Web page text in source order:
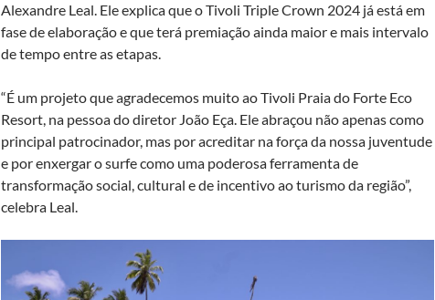
Alexandre Leal. Ele explica que o Tivoli Triple Crown 2024 já está em
fase de elaboração e que terá premiação ainda maior e mais intervalo
de tempo entre as etapas.
“É um projeto que agradecemos muito ao Tivoli Praia do Forte Eco
Resort, na pessoa do diretor João Eça. Ele abraçou não apenas como
principal patrocinador, mas por acreditar na força da nossa juventude
e por enxergar o surfe como uma poderosa ferramenta de
transformação social, cultural e de incentivo ao turismo da região”,
celebra Leal.